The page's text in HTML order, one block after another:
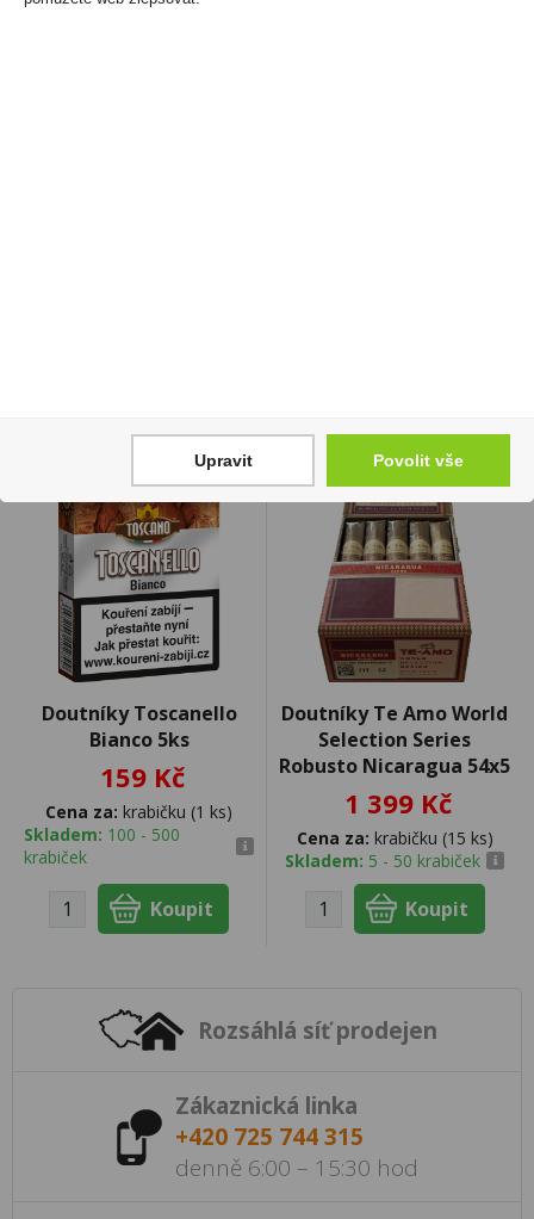
Doutníky Toscanello
Bianco 5ks
159 Kč
Cena za: krabičku (1 ks)
Skladem: 100 - 500
krabiček
Doutníky Te Amo World
Selection Series
Robusto Nicaragua 54x5
1 399 Kč
Cena za: krabičku (15 ks)
Skladem: 5 - 50 krabiček
Rozsáhlá síť prodejen
Zákaznická linka
+420 725 744 315
denně 6:00 – 15:30 hod
Upravit Povolit vše